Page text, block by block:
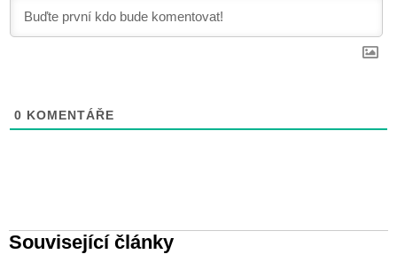
0 KOMENTÁŘE
Související články